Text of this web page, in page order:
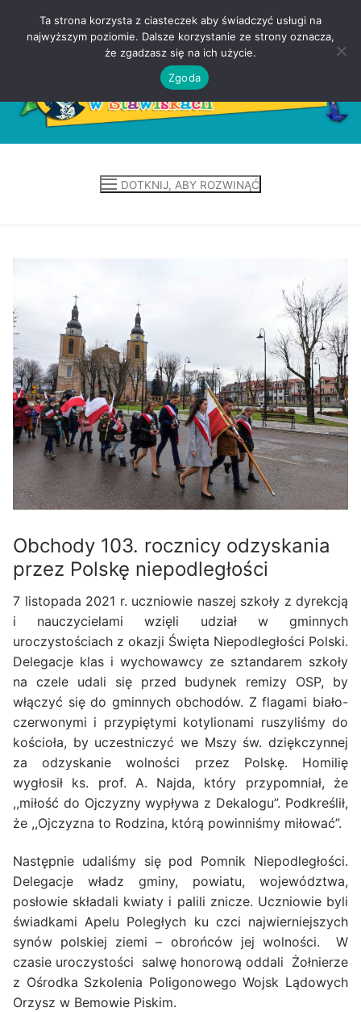
Przejdź
DOTKNIJ, ABY ROZWINĄĆ
Obchody 103. rocznicy odzyskania
przez Polskę niepodległości
7 listopada 2021 r. uczniowie naszej szkoły z dyrekcją
i nauczycielami wzięli udział w gminnych
uroczystościach z okazji Święta Niepodległości Polski.
Delegacje klas i wychowawcy ze sztandarem szkoły
na czele udali się przed budynek remizy OSP, by
włączyć się do gminnych obchodów. Z flagami biało-
czerwonymi i przypiętymi kotylionami ruszyliśmy do
kościoła, by uczestniczyć we Mszy św. dziękczynnej
za odzyskanie wolności przez Polskę. Homilię
wygłosił ks. prof. A. Najda, który przypomniał, że
,,miłość do Ojczyzny wypływa z Dekalogu”. Podkreślił,
że ,,Ojczyzna to Rodzina, którą powinniśmy miłować”.
Następnie udaliśmy się pod Pomnik Niepodległości.
Delegacje władz gminy, powiatu, województwa,
posłowie składali kwiaty i palili znicze. Uczniowie byli
świadkami Apelu Poległych ku czci najwierniejszych
synów polskiej ziemi – obrońców jej wolności. W
czasie uroczystości salwę honorową oddali Żołnierze
z Ośrodka Szkolenia Poligonowego Wojsk Lądowych
Orzysz w Bemowie Piskim.
Ta strona korzysta z ciasteczek aby świadczyć usługi na
najwyższym poziomie. Dalsze korzystanie ze strony oznacza,
że zgadzasz się na ich użycie.
Zgoda